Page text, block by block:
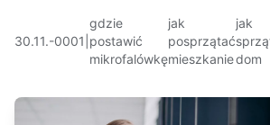
30.11.-0001
gdzie
postawić
mikrofalówkę
jak
posprzątać
mieszkanie
jak
dom